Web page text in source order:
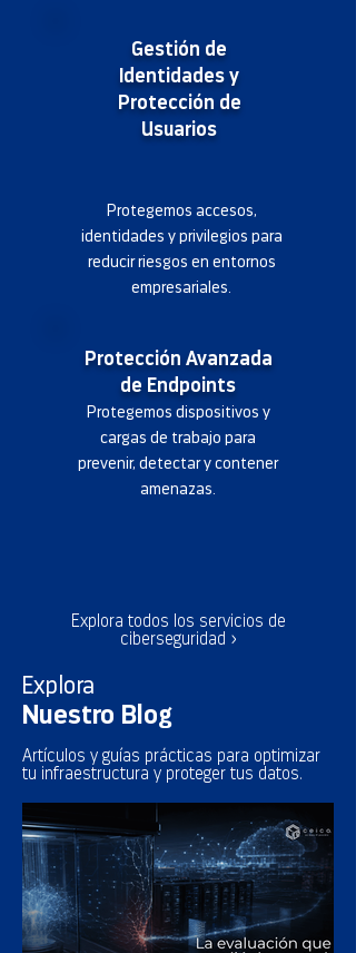
Gestión de
Identidades y
Protección de
Usuarios
Protegemos accesos,
identidades y privilegios para
reducir riesgos en entornos
empresariales.
Protección Avanzada
de Endpoints
Protegemos dispositivos y
cargas de trabajo para
prevenir, detectar y contener
amenazas.
Explora todos los servicios de
ciberseguridad >
Explora
Nuestro Blog
Artículos y guías prácticas para optimizar
tu infraestructura y proteger tus datos.